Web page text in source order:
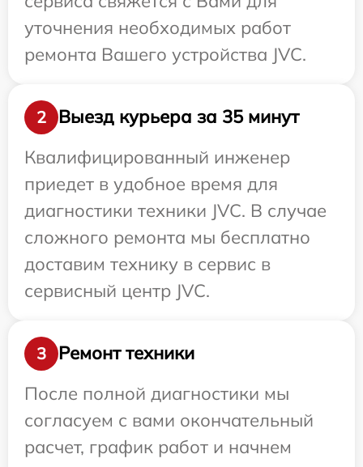
уточнения необходимых работ
ремонта Вашего устройства JVC.
2
Выезд курьера за 35 минут
Квалифицированный инженер
приедет в удобное время для
диагностики техники JVC. В случае
сложного ремонта мы бесплатно
доставим технику в сервис в
сервисный центр JVC.
3
Ремонт техники
После полной диагностики мы
согласуем с вами окончательный
расчет, график работ и начнем